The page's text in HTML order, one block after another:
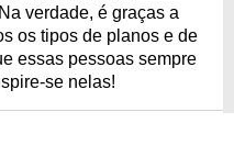
verdade, é graças a
os tipos de planos e de
essas pessoas sempre
se nelas!